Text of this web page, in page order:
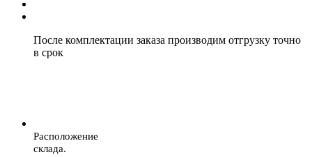
После комплектации заказа производим отгрузку точно
в срок
Расположение
склада.